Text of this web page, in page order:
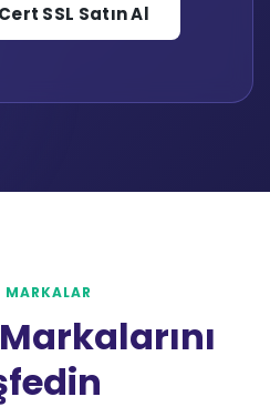
SSL Satın Al
MARKALAR